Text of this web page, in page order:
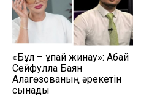
«Бұл – ұпай жинау»: Абай
Сейфулла Баян
Алагөзованың әрекетін
сынады